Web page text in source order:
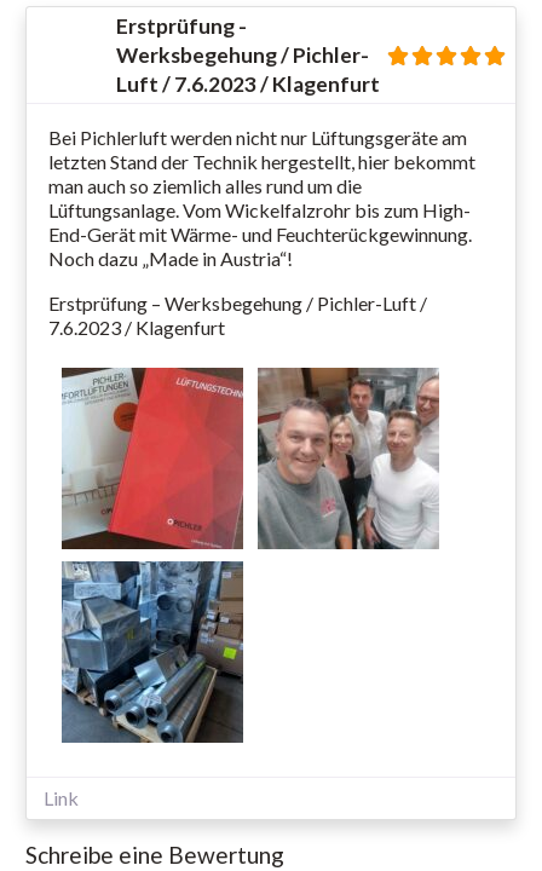
Erstprüfung -
Werksbegehung / Pichler-
Luft / 7.6.2023 / Klagenfurt
Bei Pichlerluft werden nicht nur Lüftungsgeräte am
letzten Stand der Technik hergestellt, hier bekommt
man auch so ziemlich alles rund um die
Lüftungsanlage. Vom Wickelfalzrohr bis zum High-
End-Gerät mit Wärme- und Feuchterückgewinnung.
Noch dazu „Made in Austria“!
Erstprüfung – Werksbegehung / Pichler-Luft /
7.6.2023 / Klagenfurt
Link
Schreibe eine Bewertung